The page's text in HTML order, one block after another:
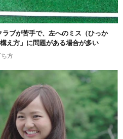
ブが苦手で、左へのミス（ひっか
え方」に問題がある場合が多い
ち方